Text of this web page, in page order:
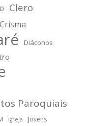
Clero
Crisma
Diáconos
Paroquiais
Igreja Jovens